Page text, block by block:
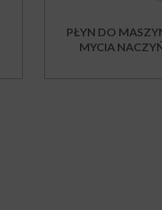
PŁYN DO
MYCIA